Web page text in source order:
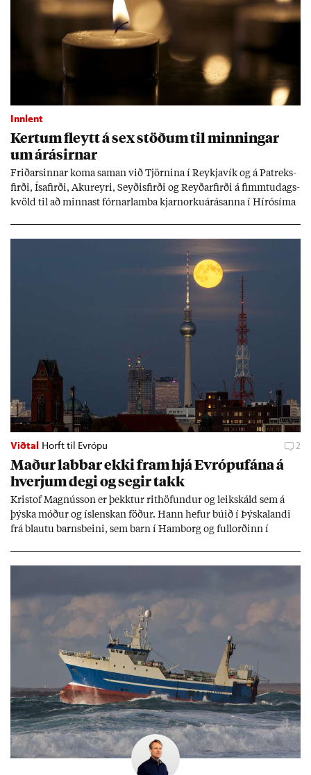
Innlent
Kert­um fleytt á sex stöð­um til minn­ing­ar
um árás­irn­ar
Frið­arsinn­ar koma sam­an við Tjörn­ina í Reykja­vík og á Pat­reks­
firði, Ísa­firði, Ak­ur­eyri, Seyð­is­firði og Reyð­ar­firði á fimmtu­dags­
kvöld til að minn­ast fórn­ar­lamba kjarn­orku­árás­anna í Hírósíma
Viðtal Horft til Evrópu 2
Mað­ur labb­ar ekki fram hjá Evr­ópuf­ána á
hverj­um degi og seg­ir takk
Kri­stof Magnús­son er þekkt­ur rit­höf­und­ur og leik­skáld sem á
þýska móð­ur og ís­lensk­an föð­ur. Hann hef­ur bú­ið í Þýskalandi
frá blautu barns­beini, sem barn í Ham­borg og full­orð­inn í